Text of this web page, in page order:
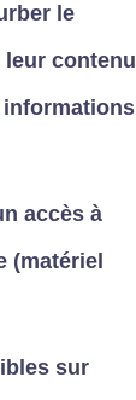
le
leur contenu
informations
accès à
(matériel
sur